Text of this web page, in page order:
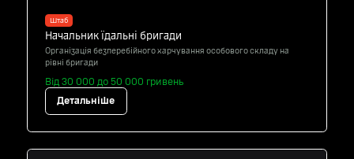
Штаб
Начальник їдальні бригади
Організація безперебійного харчування особового складу на
рівні бригади
Від 30 000 до 50 000 гривень
Детальніше